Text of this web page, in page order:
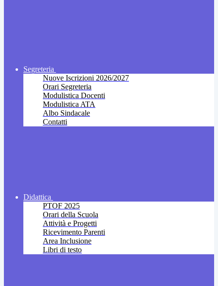
Segreteria
Nuove Iscrizioni 2026/2027
Orari Segreteria
Modulistica Docenti
Modulistica ATA
Albo Sindacale
Contatti
Didattica
PTOF 2025
Orari della Scuola
Attività e Progetti
Ricevimento Parenti
Area Inclusione
Libri di testo